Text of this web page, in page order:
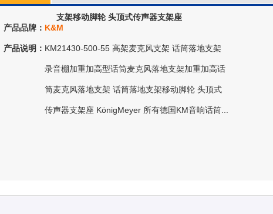
支架移动脚轮 头顶式传声器支架座
产品品牌： K&M
产品说明： KM21430-500-55 高架麦克风支架 话筒落地支架
录音棚加重加高型话筒麦克风落地支架加重加高话
筒麦克风落地支架 话筒落地支架移动脚轮 头顶式
传声器支架座 KönigMeyer 所有德国KM音响话筒...